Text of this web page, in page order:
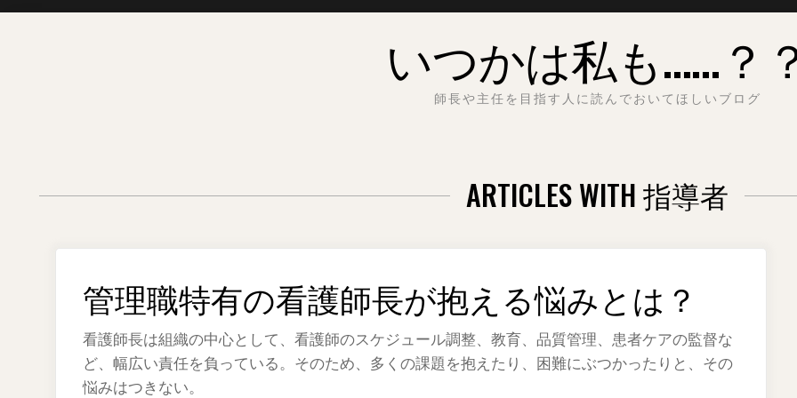
いつかは私も……？
師長や主任を目指す人に読んでおいてほしいブログ
ARTICLES WITH 指導者
管理職特有の看護師長が抱える悩みとは？
看護師長は組織の中心として、看護師のスケジュール調整、教育、品質管理、患者ケアの監督な
ど、幅広い責任を負っている。そのため、多くの課題を抱えたり、困難にぶつかったりと、その
悩みはつきない。